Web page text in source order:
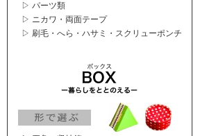
▷ パーツ類
▷ ニカワ・両面テープ
▷ 刷毛・へら・ハサミ・スクリューポンチ